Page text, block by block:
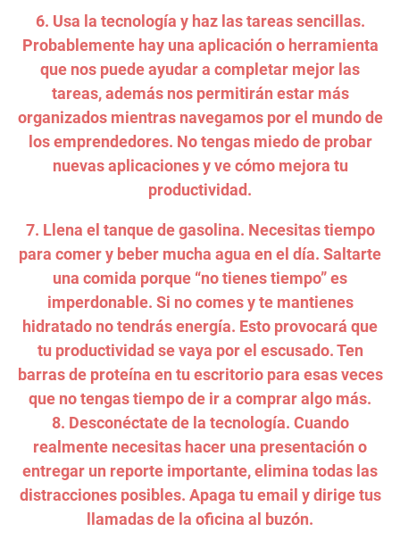
6. Usa la tecnología y haz las tareas sencillas.
Probablemente hay una aplicación o herramienta
que nos puede ayudar a completar mejor las
tareas, además nos permitirán estar más
organizados mientras navegamos por el mundo de
los emprendedores. No tengas miedo de probar
nuevas aplicaciones y ve cómo mejora tu
productividad.
7. Llena el tanque de gasolina. Necesitas tiempo
para comer y beber mucha agua en el día. Saltarte
una comida porque “no tienes tiempo” es
imperdonable. Si no comes y te mantienes
hidratado no tendrás energía. Esto provocará que
tu productividad se vaya por el escusado. Ten
barras de proteína en tu escritorio para esas veces
que no tengas tiempo de ir a comprar algo más.
8. Desconéctate de la tecnología. Cuando
realmente necesitas hacer una presentación o
entregar un reporte importante, elimina todas las
distracciones posibles. Apaga tu email y dirige tus
llamadas de la oficina al buzón.